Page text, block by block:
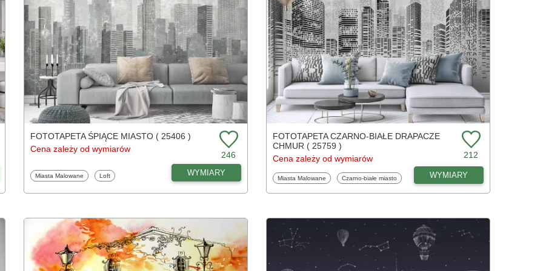
FOTOTAPETA ŚPIĄCE MIASTO ( 25406 )
Cena zależy od wymiarów
246
Fototapety
Miasta Malowane Fototapety
Loft WYMIARY
FOTOTAPETA CZARNO-BIAŁE DRAPACZE
CHMUR ( 25759 )
Cena zależy od wymiarów
212
Fototapety
Miasta Malowane Fototapety
Czarno-białe miasto WYMIARY